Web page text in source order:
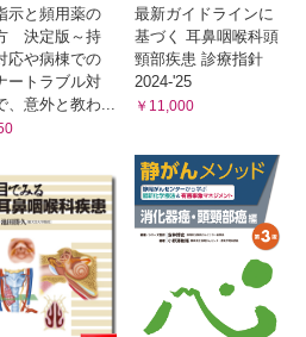
治，竹本直樹）
瑠美）
崇志，鈴木正志）
紘恵，近松一朗）
正明）
一）
示と頻用薬の
決定版～持
応や病棟での
ートラブル対
、意外と教わ...
最新ガイドラインに
基づく 耳鼻咽喉科頭
頸部疾患 診療指針
2024-'25
￥11,000